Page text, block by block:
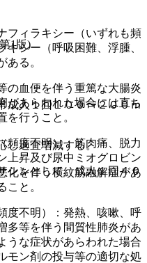
フィラキシー（いずれも頻
キシー（呼吸困難、浮腫、
ある。
血便を伴う重篤な大腸炎
があらわれた場合には直ち
を行うこと。
度不明）：筋肉痛、脱力
上昇及び尿中ミオグロビン
化を伴う横紋筋融解症があ
こと。
不明）：発熱、咳嗽、呼
多等を伴う間質性肺炎があ
うな症状があらわれた場合
モン剤の投与等の適切な処
1版)
成人１回１００〜２００ｍ
じ適宜増減する。
シンとして、成人１回４０